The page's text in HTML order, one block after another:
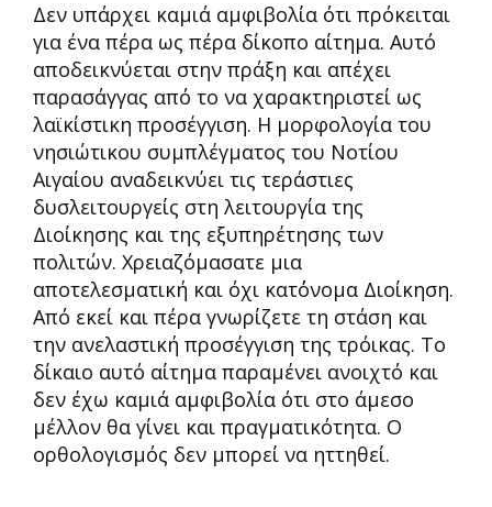
Δεν υπάρχει καμιά αμφιβολία ότι πρόκειται
για ένα πέρα ως πέρα δίκοπο αίτημα. Αυτό
αποδεικνύεται στην πράξη και απέχει
παρασάγγας από το να χαρακτηριστεί ως
λαϊκίστικη προσέγγιση. Η μορφολογία του
νησιώτικου συμπλέγματος του Νοτίου
Αιγαίου αναδεικνύει τις τεράστιες
δυσλειτουργείς στη λειτουργία της
Διοίκησης και της εξυπηρέτησης των
πολιτών. Χρειαζόμασατε μια
αποτελεσματική και όχι κατ΄όνομα Διοίκηση.
Από εκεί και πέρα γνωρίζετε τη στάση και
την ανελαστική προσέγγιση της τρόικας. Το
δίκαιο αυτό αίτημα παραμένει ανοιχτό και
δεν έχω καμιά αμφιβολία ότι στο άμεσο
μέλλον θα γίνει και πραγματικότητα. Ο
ορθολογισμός δεν μπορεί να ηττηθεί.